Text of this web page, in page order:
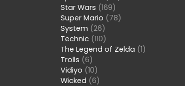
Star Wars (169)
Super Mario (78)
System (26)
Technic (110)
The Legend of Zelda (1)
Trolls (6)
Vidiyo (10)
Wicked (6)